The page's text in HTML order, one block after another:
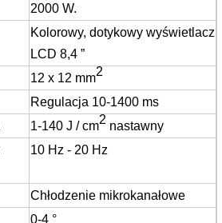
2000 W.
Kolorowy, dotykowy wyświetlacz
LCD 8,4 ”
12 x 12 mm2
Regulacja 10-1400 ms
1-140 J / cm2 nastawny
10 Hz - 20 Hz
Chłodzenie mikrokanałowe
0-4 °